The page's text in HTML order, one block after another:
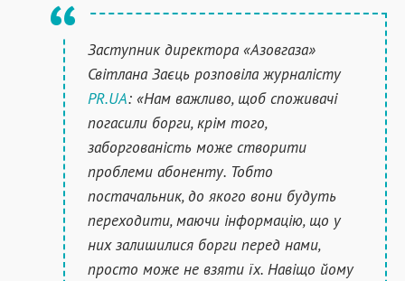
Заступник директора «Азовгаза»
Світлана Заєць розповіла журналісту
PR.UA: «Нам важливо, щоб споживачі
погасили борги, крім того,
заборгованість може створити
проблеми абоненту. Тобто
постачальник, до якого вони будуть
переходити, маючи інформацію, що у
них залишилися борги перед нами,
просто може не взяти їх. Навіщо йому